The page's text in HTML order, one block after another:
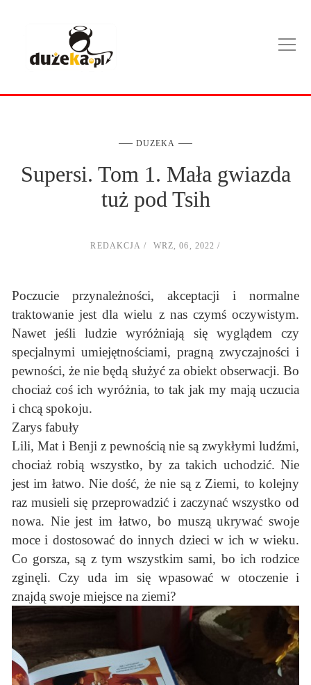
DUZEKA
Supersi. Tom 1. Mała gwiazda
tuż pod Tsih
REDAKCJA WRZ, 06, 2022
Poczucie przynależności, akceptacji i normalne
traktowanie jest dla wielu z nas czymś oczywistym.
Nawet jeśli ludzie wyróżniają się wyglądem czy
specjalnymi umiejętnościami, pragną zwyczajności i
pewności, że nie będą służyć za obiekt obserwacji. Bo
chociaż coś ich wyróżnia, to tak jak my mają uczucia
i chcą spokoju.
Zarys fabuły
Lili, Mat i Benji z pewnością nie są zwykłymi ludźmi,
chociaż robią wszystko, by za takich uchodzić. Nie
jest im łatwo. Nie dość, że nie są z Ziemi, to kolejny
raz musieli się przeprowadzić i zaczynać wszystko od
nowa. Nie jest im łatwo, bo muszą ukrywać swoje
moce i dostosować do innych dzieci w ich w wieku.
Co gorsza, są z tym wszystkim sami, bo ich rodzice
zginęli. Czy uda im się wpasować w otoczenie i
znajdą swoje miejsce na ziemi?